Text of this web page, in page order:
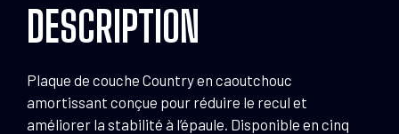
mm
24
mm
DESCRIPTION
Plaque de couche Country en caoutchouc
amortissant conçue pour réduire le recul et
améliorer la stabilité à l’épaule. Disponible en cinq